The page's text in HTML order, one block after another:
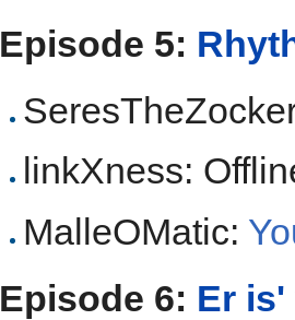
Episode 5:
linkXness:
MalleOMatic:
Episode 6: Er is'